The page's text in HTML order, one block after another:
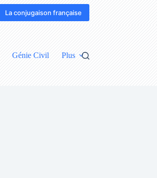
La conjugaison française
Génie Civil Plus